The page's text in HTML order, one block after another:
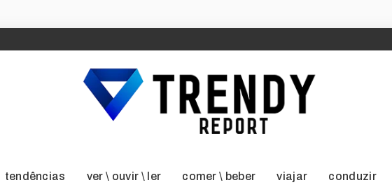
tendências ver \ ouvir \ ler comer \ beber viajar conduzir